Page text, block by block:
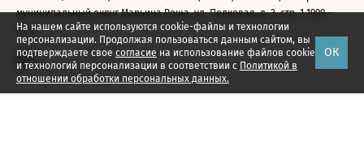
На нашем сайте используются cookie-файлы и технологии
персонализации. Продолжая пользоваться данным сайтом, вы
подтверждаете свое согласие на использование файлов cookie
и технологий персонализации в соответствии с Политикой в
отношении обработки персональных данных.
ОК
муниципальный округ Марьина Роща, ул. Полковая, д. 3, стр. 1 1999—
2026